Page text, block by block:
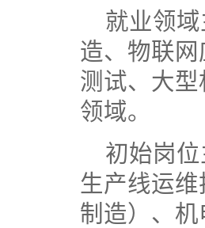
就业领
造、物联
测试、大
领域。
初始岗
生产线运
制造）、